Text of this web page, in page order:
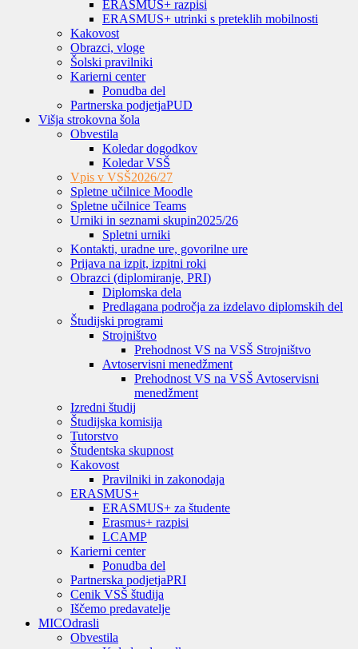
ERASMUS+ razpisi
ERASMUS+ utrinki s preteklih mobilnosti
Kakovost
Obrazci, vloge
Šolski pravilniki
Karierni center
Ponudba del
Partnerska podjetjaPUD
Višja strokovna šola
Obvestila
Koledar dogodkov
Koledar VSŠ
Vpis v VSŠ2026/27
Spletne učilnice Moodle
Spletne učilnice Teams
Urniki in seznami skupin2025/26
Spletni urniki
Kontakti, uradne ure, govorilne ure
Prijava na izpit, izpitni roki
Obrazci (diplomiranje, PRI)
Diplomska dela
Predlagana področja za izdelavo diplomskih del
Študijski programi
Strojništvo
Prehodnost VS na VSŠ Strojništvo
Avtoservisni menedžment
Prehodnost VS na VSŠ Avtoservisni
menedžment
Izredni študij
Študijska komisija
Tutorstvo
Študentska skupnost
Kakovost
Pravilniki in zakonodaja
ERASMUS+
ERASMUS+ za študente
Erasmus+ razpisi
LCAMP
Karierni center
Ponudba del
Partnerska podjetjaPRI
Cenik VSŠ študija
Iščemo predavatelje
MICOdrasli
Obvestila